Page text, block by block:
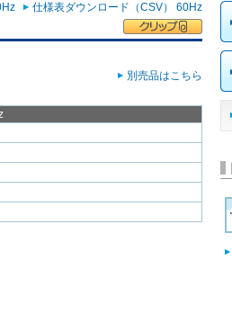
仕様表ダウンロード（CSV） 60Hz
別売品はこちら